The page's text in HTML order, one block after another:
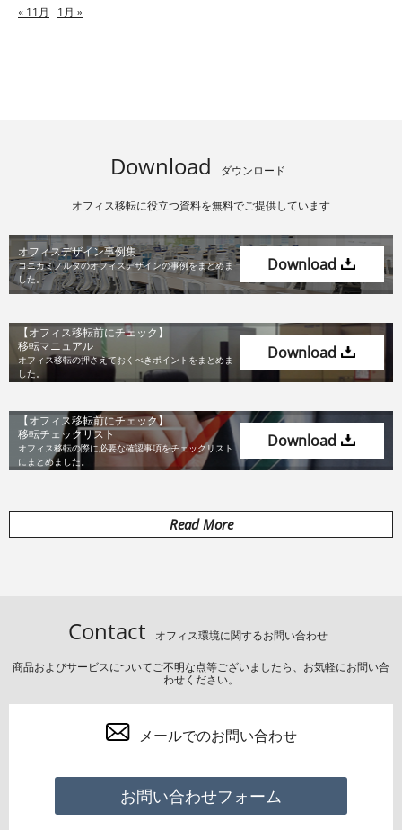
« 11月
1月 »
Download ダウンロード
オフィス移転に役立つ資料を無料でご提供しています
オフィスデザイン事例集
コニカミノルタのオフィスデザインの事例をまとめま
した。
Download
【オフィス移転前にチェック】
移転マニュアル
オフィス移転の押さえておくべきポイントをまとめま
した。
Download
【オフィス移転前にチェック】
移転チェックリスト
オフィス移転の際に必要な確認事項をチェックリスト
にまとめました。
Download
Read More
Contact オフィス環境に関するお問い合わせ
商品およびサービスについてご不明な点等ございましたら、お気軽にお問い合
わせください。
メールでのお問い合わせ
お問い合わせフォーム